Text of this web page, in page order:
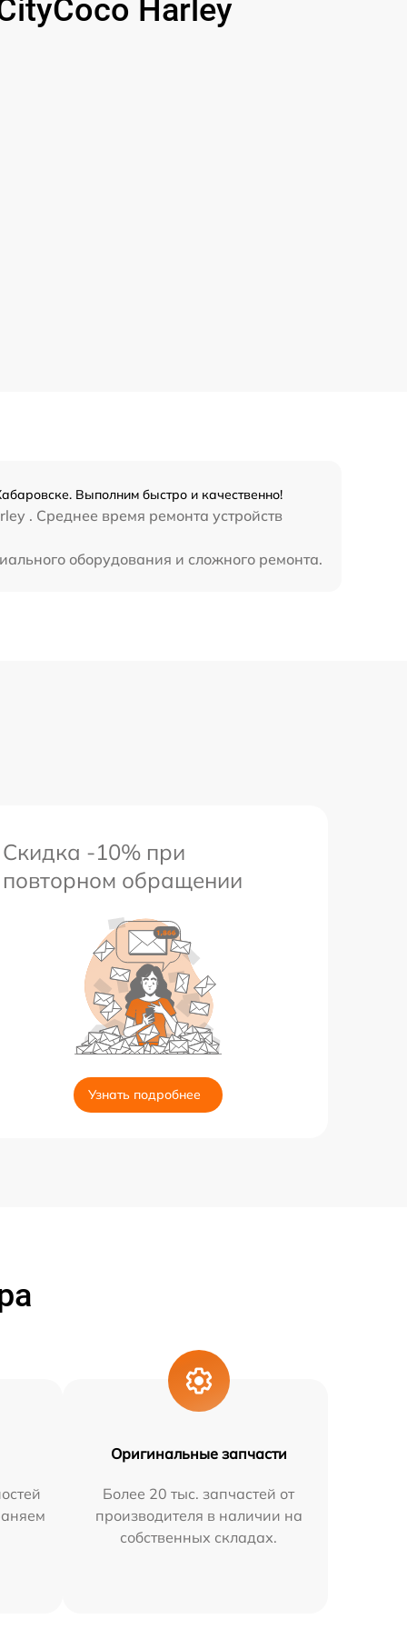
Harley
Выполним быстро и качественно!
. Среднее время ремонта устройств
оборудования и сложного ремонта.
Скидка -10% при
повторном обращении
Узнать подробнее
Оригинальные запчасти
Более 20 тыс. запчастей от
производителя в наличии на
собственных складах.